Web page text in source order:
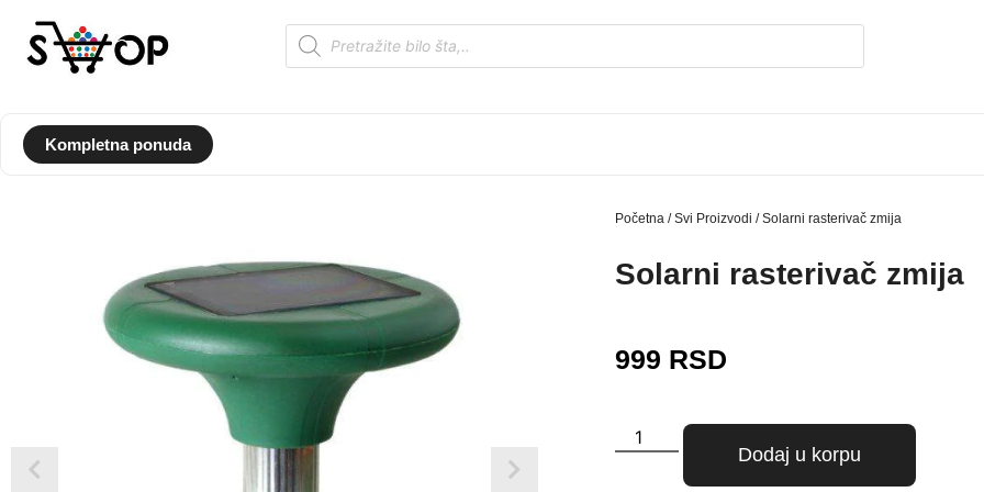
Kompletna ponuda
Početna /Svi Proizvodi / Solarni rasterivač zmija
Solarni rasterivač zmija
999 RSD
Dodaj u korpu